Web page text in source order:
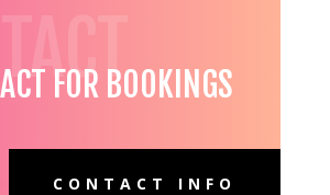
FOR BOOKINGS
CONTACT INFO